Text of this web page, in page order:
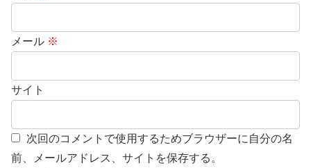
メール ※
サイト
次回のコメントで使用するためブラウザーに自分の名
前、メールアドレス、サイトを保存する。